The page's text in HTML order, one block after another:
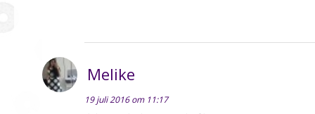
Melike
19 juli 2016 om 11:17